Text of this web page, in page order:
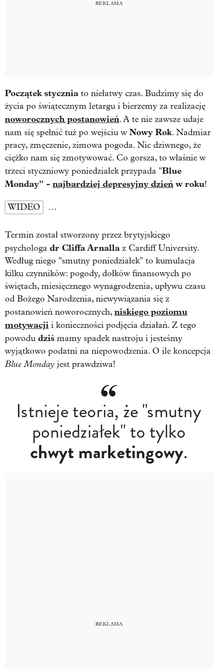
Początek stycznia to niełatwy czas. Budzimy się do
życia po świątecznym letargu i bierzemy za realizację
noworocznych postanowień. A te nie zawsze udaje
nam się spełnić tuż po wejściu w Nowy Rok. Nadmiar
pracy, zmęczenie, zimowa pogoda. Nic dziwnego, że
ciężko nam się zmotywować. Co gorsza, to właśnie w
trzeci styczniowy poniedziałek przypada "Blue
Monday" - najbardziej depresyjny dzień w roku!
WIDEO …
Termin został stworzony przez brytyjskiego
psychologa dr Cliffa Arnalla z Cardiff University.
Według niego "smutny poniedziałek" to kumulacja
kilku czynników: pogody, dołków finansowych po
świętach, miesięcznego wynagrodzenia, upływu czasu
od Bożego Narodzenia, niewywiązania się z
postanowień noworocznych,niskiego poziomu
motywacji i konieczności podjęcia działań. Z tego
powodu dziś mamy spadek nastroju i jesteśmy
wyjątkowo podatni na niepowodzenia. O ile koncepcja
Blue Monday jest prawdziwa!
Istnieje teoria, że "smutny
poniedziałek" to tylko
chwyt marketingowy.